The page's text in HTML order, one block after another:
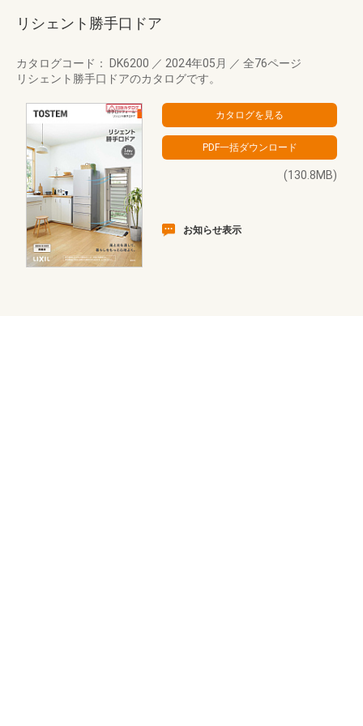
リシェント勝手口ドア
カタログコード： DK6200 ／ 2024年05月 ／ 全76ページ
リシェント勝手口ドアのカタログです。
(130.8MB)
お知らせ表示